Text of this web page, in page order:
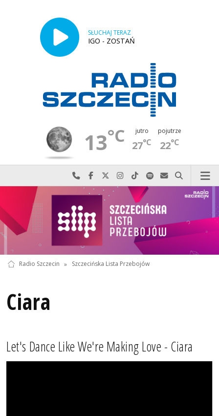
SŁUCHAJ TERAZ
IGO - ZOSTAŃ
13°C jutro
27°C
pojutrze
22°C
Najlepiej po prostu do nas zadzwoń
Odwiedź nas na Facebook-u
Odwiedź nas na X
Odwiedź nas na Instagram-ie
Odwiedź nas na TikTok-u
Szukaj nas na Spotify
Wyślij do nas
Szukaj
Radio Szczecin » Szczecińska Lista Przebojów
Ciara
Let's Dance Like We're Making Love - Ciara